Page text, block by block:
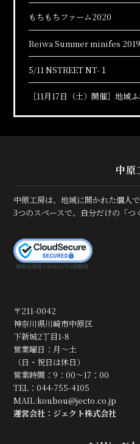
もちもちファーム2020
Reiwa Summer minifes
5/11 NSTREET NT-１
［11月17日（土）開催］地域
中原
中原工房は、地域に開かれた個人
3つのスペースで、自分だけの「つ
〒211-0042
神奈川県川崎市中原区
下新城2丁目1-8
営業曜日：月～土
（日・祝日は休日）
営業時間：9：00～17：00
TEL：044-755-4105
MAIL:koubou@jecto.co.jp
運営会社：ジェクト株式会社